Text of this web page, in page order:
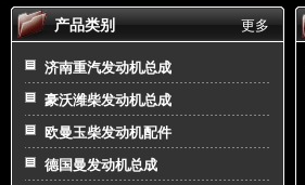
更多
产品类别
济南重汽发动机总成
豪沃潍柴发动机总成
欧曼玉柴发动机配件
德国曼发动机总成